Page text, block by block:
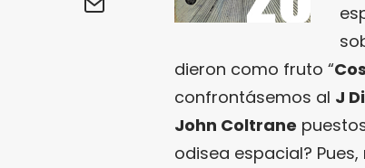
dieron como fruto “
confrontásemos al J
John Coltrane
odisea espacial?